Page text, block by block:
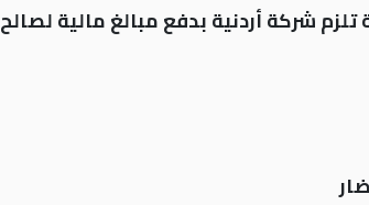
شركة أردنية بدفع مبالغ مالية لصالح